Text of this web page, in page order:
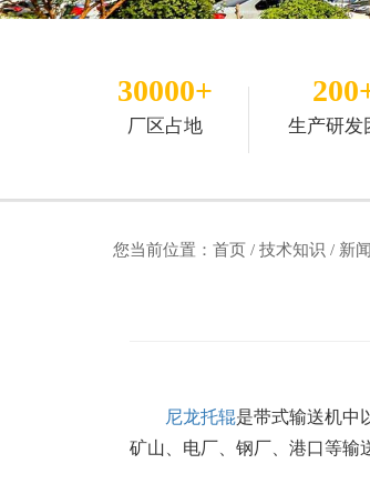
30000+
厂区占地 生产研发
您当前位置： 首页 / 技术知识 / 新
尼龙托辊是带式输送机中
矿山、电厂、钢厂、港口等输